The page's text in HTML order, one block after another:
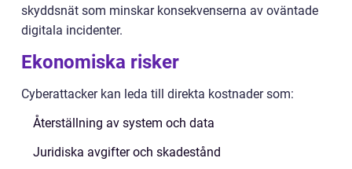
skyddsnät som minskar konsekvenserna av oväntade
digitala incidenter.
Ekonomiska risker
Cyberattacker kan leda till direkta kostnader som:
Återställning av system och data
Juridiska avgifter och skadestånd